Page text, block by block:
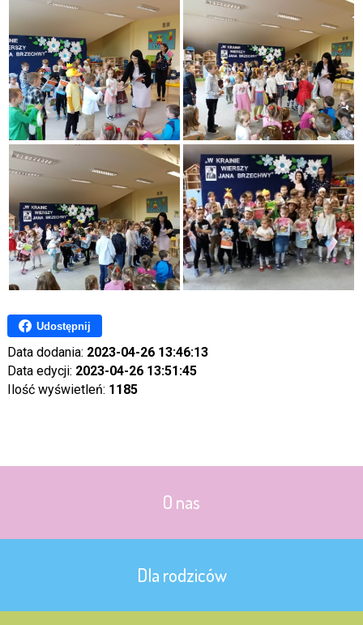
Udostępnij
Data dodania: 2023-04-26 13:46:13
Data edycji: 2023-04-26 13:51:45
Ilość wyświetleń: 1185
O nas
Dla rodziców